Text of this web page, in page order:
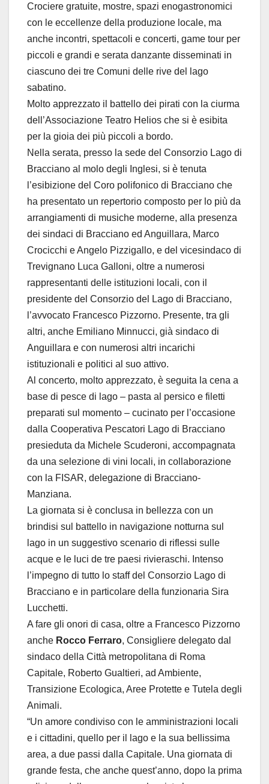
Crociere gratuite, mostre, spazi enogastronomici
con le eccellenze della produzione locale, ma
anche incontri, spettacoli e concerti, game tour per
piccoli e grandi e serata danzante disseminati in
ciascuno dei tre Comuni delle rive del lago
sabatino.
Molto apprezzato il battello dei pirati con la ciurma
dell’Associazione Teatro Helios che si è esibita
per la gioia dei più piccoli a bordo.
Nella serata, presso la sede del Consorzio Lago di
Bracciano al molo degli Inglesi, si è tenuta
l’esibizione del Coro polifonico di Bracciano che
ha presentato un repertorio composto per lo più da
arrangiamenti di musiche moderne, alla presenza
dei sindaci di Bracciano ed Anguillara, Marco
Crocicchi e Angelo Pizzigallo, e del vicesindaco di
Trevignano Luca Galloni, oltre a numerosi
rappresentanti delle istituzioni locali, con il
presidente del Consorzio del Lago di Bracciano,
l’avvocato Francesco Pizzorno. Presente, tra gli
altri, anche Emiliano Minnucci, già sindaco di
Anguillara e con numerosi altri incarichi
istituzionali e politici al suo attivo.
Al concerto, molto apprezzato, è seguita la cena a
base di pesce di lago – pasta al persico e filetti
preparati sul momento – cucinato per l’occasione
dalla Cooperativa Pescatori Lago di Bracciano
presieduta da Michele Scuderoni, accompagnata
da una selezione di vini locali, in collaborazione
con la FISAR, delegazione di Bracciano-
Manziana.
La giornata si è conclusa in bellezza con un
brindisi sul battello in navigazione notturna sul
lago in un suggestivo scenario di riflessi sulle
acque e le luci de tre paesi rivieraschi. Intenso
l’impegno di tutto lo staff del Consorzio Lago di
Bracciano e in particolare della funzionaria Sira
Lucchetti.
A fare gli onori di casa, oltre a Francesco Pizzorno
anche Rocco Ferraro, Consigliere delegato dal
sindaco della Città metropolitana di Roma
Capitale, Roberto Gualtieri, ad Ambiente,
Transizione Ecologica, Aree Protette e Tutela degli
Animali.
“Un amore condiviso con le amministrazioni locali
e i cittadini, quello per il lago e la sua bellissima
area, a due passi dalla Capitale. Una giornata di
grande festa, che anche quest’anno, dopo la prima